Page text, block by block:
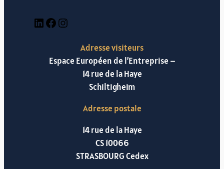
LinkedIn Facebook Instagram
Adresse visiteurs
Espace Européen de l’Entreprise –
14 rue de la Haye
Schiltigheim
Adresse postale
14 rue de la Haye
CS 10066
STRASBOURG Cedex